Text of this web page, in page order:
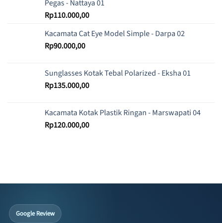
Pegas - Nattaya 01
Rp110.000,00
Kacamata Cat Eye Model Simple - Darpa 02
Rp90.000,00
Sunglasses Kotak Tebal Polarized - Eksha 01
Rp135.000,00
Kacamata Kotak Plastik Ringan - Marswapati 04
Rp120.000,00
Google Review